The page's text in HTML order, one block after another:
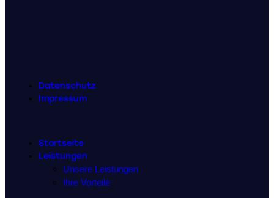
Datenschutz
Impressum
Startseite
Leistungen
Unsere Leistungen
Ihre Vorteile